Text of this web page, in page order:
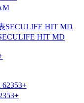
HIT MD